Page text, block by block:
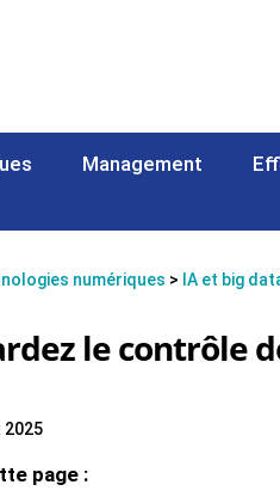
Management
numériques > IA et big
le contrôle
2025
page :